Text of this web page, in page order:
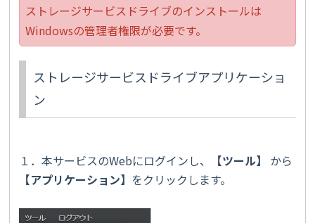
ストレージサービスドライブのインストールは
Windowsの管理者権限が必要です。
ストレージサービスドライブアプリケーショ
ン
１．本サービスのWebにログインし、 【ツール】 から
【アプリケーション】 をクリックします。